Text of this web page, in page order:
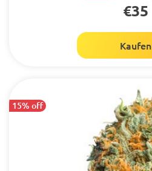
€35
Kaufen
15% off